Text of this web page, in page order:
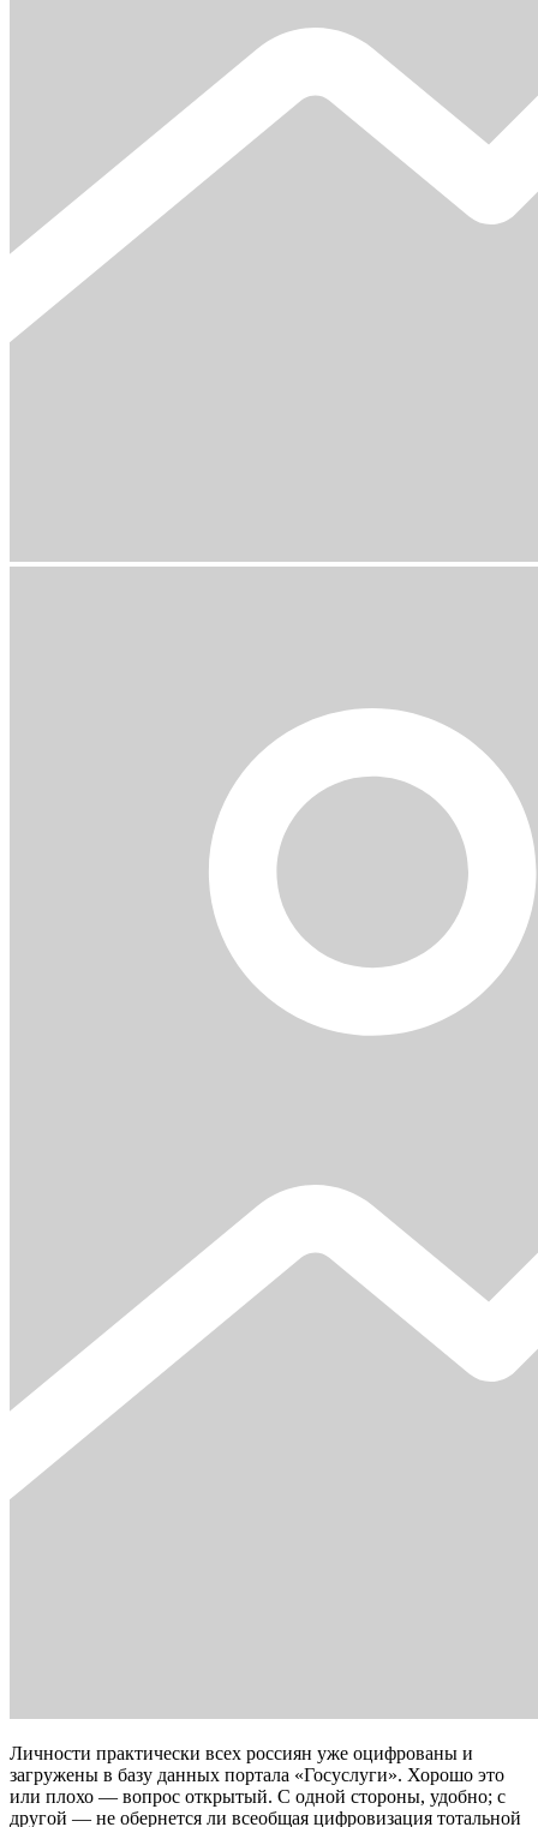
Личности практически всех россиян уже оцифрованы и
загружены в базу данных портала «Госуслуги». Хорошо это
или плохо — вопрос открытый. С одной стороны, удобно; с
другой — не обернется ли всеобщая цифровизация тотальной